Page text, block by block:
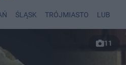
ŚLĄSK TRÓJMIASTO LUBLIN
11